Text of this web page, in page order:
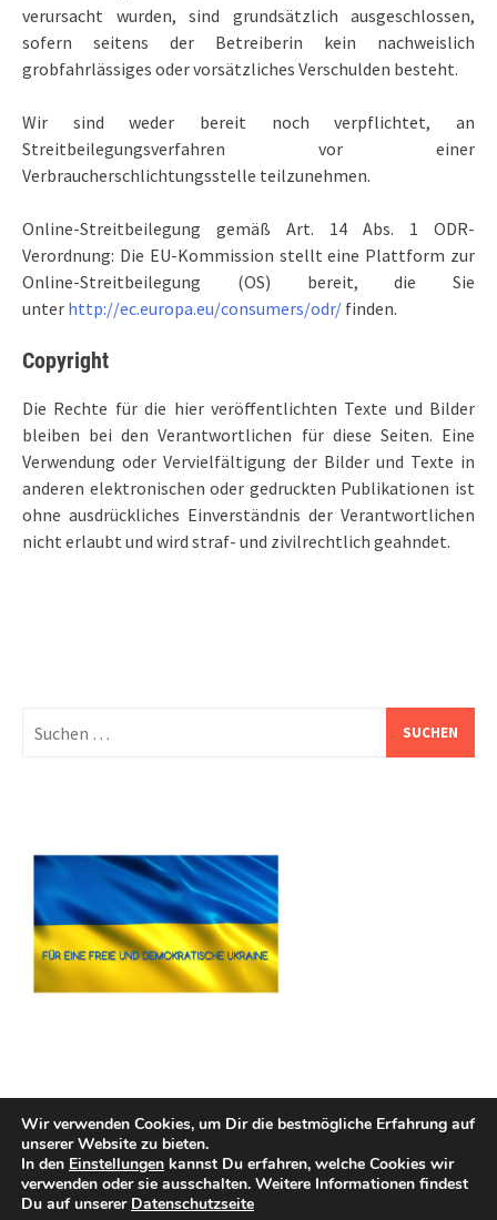
verursacht wurden, sind grundsätzlich ausgeschlossen,
sofern seitens der Betreiberin kein nachweislich
grobfahrlässiges oder vorsätzliches Verschulden besteht.
Wir sind weder bereit noch verpflichtet, an
Streitbeilegungsverfahren vor einer
Verbraucherschlichtungsstelle teilzunehmen.
Online-Streitbeilegung gemäß Art. 14 Abs. 1 ODR-
Verordnung: Die EU-Kommission stellt eine Plattform zur
Online-Streitbeilegung (OS) bereit, die Sie
unter http://ec.europa.eu/consumers/odr/ finden.
Copyright
Die Rechte für die hier veröffentlichten Texte und Bilder
bleiben bei den Verantwortlichen für diese Seiten. Eine
Verwendung oder Vervielfältigung der Bilder und Texte in
anderen elektronischen oder gedruckten Publikationen ist
ohne ausdrückliches Einverständnis der Verantwortlichen
nicht erlaubt und wird straf- und zivilrechtlich geahndet.
nach:
Wir verwenden Cookies, um Dir die bestmögliche Erfahrung auf
unserer Website zu bieten.
In den Einstellungen kannst Du erfahren, welche Cookies wir
verwenden oder sie ausschalten. Weitere Informationen findest
Du auf unserer Datenschutzseite